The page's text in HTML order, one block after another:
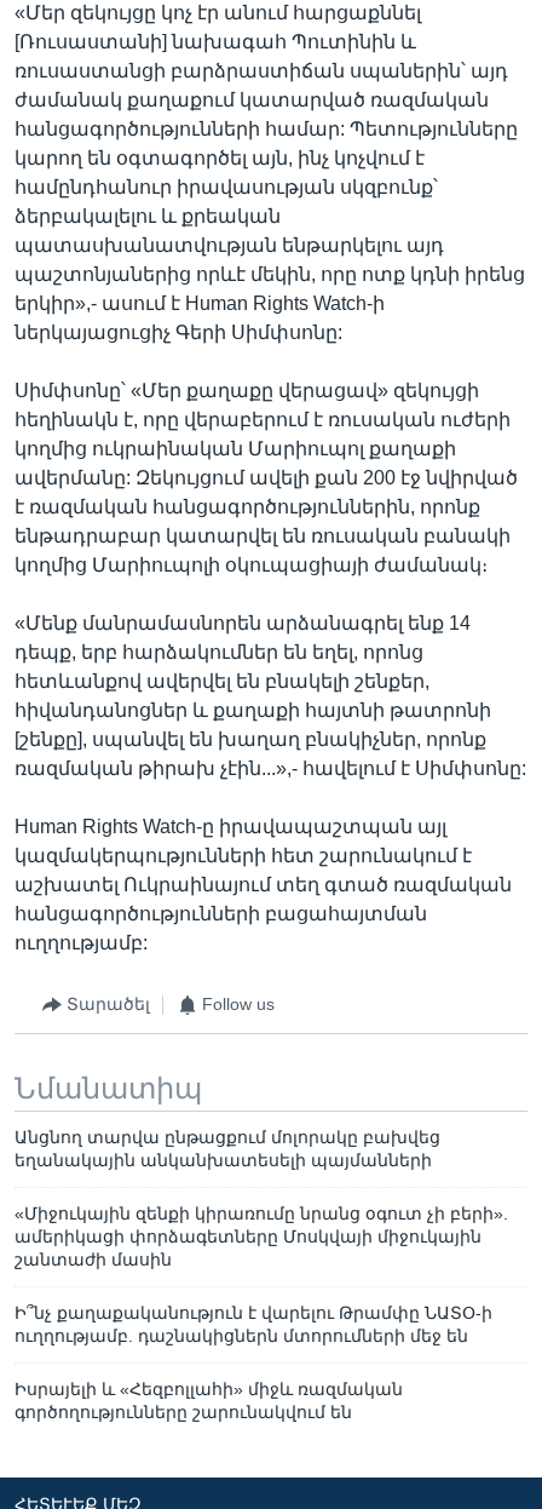
«Մեր զեկույցը կոչ էր անում հարցաքննել
[Ռուսաստանի] նախագահ Պուտինին և
ռուսաստանցի բարձրաստիճան սպաներին՝ այդ
ժամանակ քաղաքում կատարված ռազմական
հանցագործությունների համար: Պետությունները
կարող են օգտագործել այն, ինչ կոչվում է
համընդհանուր իրավասության սկզբունք՝
ձերբակալելու և քրեական
պատասխանատվության ենթարկելու այդ
պաշտոնյաներից որևէ մեկին, որը ոտք կդնի իրենց
երկիր»,- ասում է Human Rights Watch-ի
ներկայացուցիչ Գերի Սիմփսոնը:
Սիմփսոնը՝ «Մեր քաղաքը վերացավ» զեկույցի
հեղինակն է, որը վերաբերում է ռուսական ուժերի
կողմից ուկրաինական Մարիուպոլ քաղաքի
ավերմանը: Զեկույցում ավելի քան 200 էջ նվիրված
է ռազմական հանցագործություններին, որոնք
ենթադրաբար կատարվել են ռուսական բանակի
կողմից Մարիուպոլի օկուպացիայի ժամանակ։
«Մենք մանրամասնորեն արձանագրել ենք 14
դեպք, երբ հարձակումներ են եղել, որոնց
հետևանքով ավերվել են բնակելի շենքեր,
հիվանդանոցներ և քաղաքի հայտնի թատրոնի
[շենքը], սպանվել են խաղաղ բնակիչներ, որոնք
ռազմական թիրախ չէին...»,- հավելում է Սիմփսոնը:
Human Rights Watch-ը իրավապաշտպան այլ
կազմակերպությունների հետ շարունակում է
աշխատել Ուկրաինայում տեղ գտած ռազմական
հանցագործությունների բացահայտման
ուղղությամբ:
Տարածել Follow us
Նմանատիպ
Անցնող տարվա ընթացքում մոլորակը բախվեց
եղանակային անկանխատեսելի պայմանների
«Միջուկային զենքի կիրառումը նրանց օգուտ չի բերի».
ամերիկացի փորձագետները Մոսկվայի միջուկային
շանտաժի մասին
Ի՞նչ քաղաքականություն է վարելու Թրամփը ՆԱՏՕ-ի
ուղղությամբ. դաշնակիցներն մտորումների մեջ են
Իսրայելի և «Հեզբոլլահի» միջև ռազմական
գործողությունները շարունակվում են
ՀԵՏԵՒԵՔ ՄԵԶ